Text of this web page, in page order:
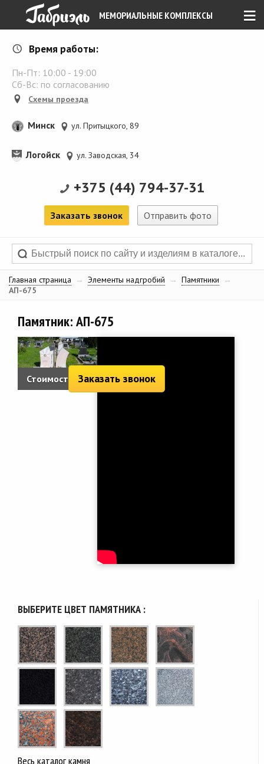
≡
МЕМОРИАЛЬНЫЕ КОМПЛЕКСЫ
Время работы:
Пн-Пт: 10:00 - 19:00
Сб-Вс: по согласованию
Схемы проезда
Минск ул. Притыцкого, 89
Логойск ул. Заводская, 34
+375 (44) 794-37-31
Заказать звонок Отправить фото
Главная страница → Элементы надгробий → Памятники
→
АП-675
Памятник: АП-675
Стоимость: 7 174 руб.
Заказать звонок
ВЫБЕРИТЕ ЦВЕТ ПАМЯТНИКА :
Весь каталог камня